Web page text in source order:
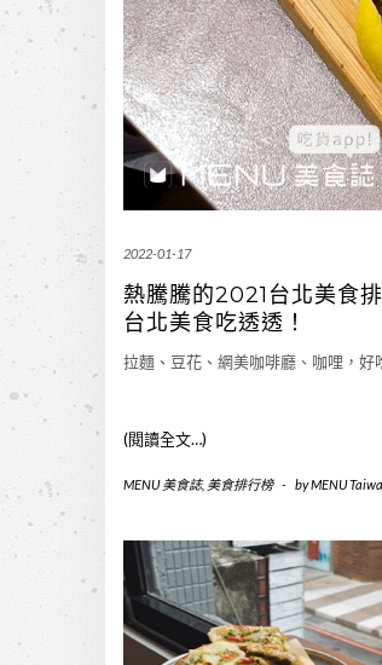
2022-01-17
熱騰騰的2021台北美食
台北美食吃透透！
拉麵、豆花、網美咖啡廳、咖哩，好
(閱讀全文…)
MENU 美食誌, 美食排行榜 - byMENU